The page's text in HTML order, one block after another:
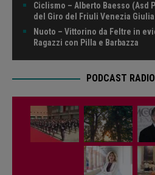
Ciclismo – Alberto Baesso (Asd
del Giro del Friuli Venezia
Nuoto – Vittorino da Feltre in
Ragazzi con Pilla e Barbazza
PODCAST